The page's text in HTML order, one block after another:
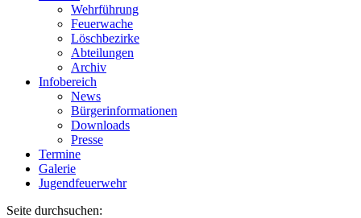
Wehrführung
Feuerwache
Löschbezirke
Abteilungen
Archiv
Infobereich
News
Bürgerinformationen
Downloads
Presse
Termine
Galerie
Jugendfeuerwehr
Seite durchsuchen: